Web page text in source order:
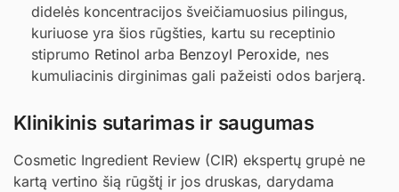
didelės koncentracijos šveičiamuosius pilingus,
kuriuose yra šios rūgšties, kartu su receptinio
stiprumo Retinol arba Benzoyl Peroxide, nes
kumuliacinis dirginimas gali pažeisti odos barjerą.
Klinikinis sutarimas ir saugumas
Cosmetic Ingredient Review (CIR) ekspertų grupė ne
kartą vertino šią rūgštį ir jos druskas, darydama